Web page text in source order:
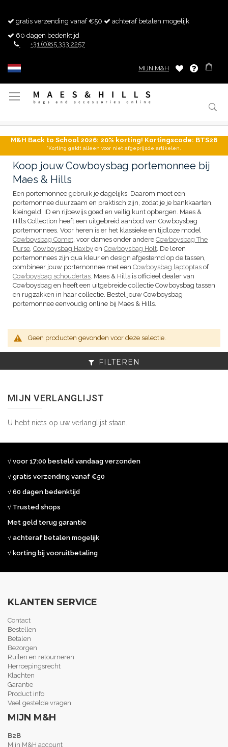
gratis verzending vanaf €50
achteraf betalen mogelijk
60 dagen bedenktijd
+31 (0)85 333 2257
MIJN M&H
Toggle
M&H Back to School 2026: 20% korting! Kortingscode: BTS26
*Korting geldt alleen voor niet afgeprijsde artikelen.
Koop jouw Cowboysbag portemonnee bij
Maes & Hills
Een portemonnee gebruik je dagelijks. Daarom moet een
portemonnee duurzaam en praktisch zijn, zodat je je bankkaarten,
kleingeld, ID en rijbewijs goed en veilig kunt opbergen. Maes &
Hills Collection heeft een uitgebreid aanbod van Cowboysbag
portemonnees. Voor heren is er het klassieke en tijdloze model
Cowboysbag Comet, voor dames onder andere Cowboysbag The
Purse, Cowboysbag Haxby en Cowboysbag Holt. De leren
portemonnees zijn qua kleur en design afgestemd op de tassen,
combineer jouw portemonnee met een Cowboysbag laptoptas of
Cowboysbag schoudertas. Maes & Hills is officieel dealer van
Cowboysbag en heeft een uitgebreide collectie Cowboysbag tassen
en rugzakken in haar collectie. Bestel jouw Cowboysbag
portemonnee eenvoudig online bij Maes & Hills.
Geen producten gevonden voor deze selectie.
FILTEREN
MIJN VERLANGLIJST
U hebt niets op uw verlanglijst staan.
√ voor 17:00 besteld vandaag verzonden
√ gratis verzending vanaf €50
√ 60 dagen bedenktijd
√ Trusted shops
Met geld terug garantie
√ achteraf betalen mogelijk
√ korting bij vooruitbetaling
KLANTEN SERVICE
Contact
Bestellen
Betalen
Bezorgen
Ruilen en retourneren
Herroepingsrecht
Klachten
Garantie
Product info
Veel gestelde vragen
MIJN M&H
B2B
Mijn M&H account